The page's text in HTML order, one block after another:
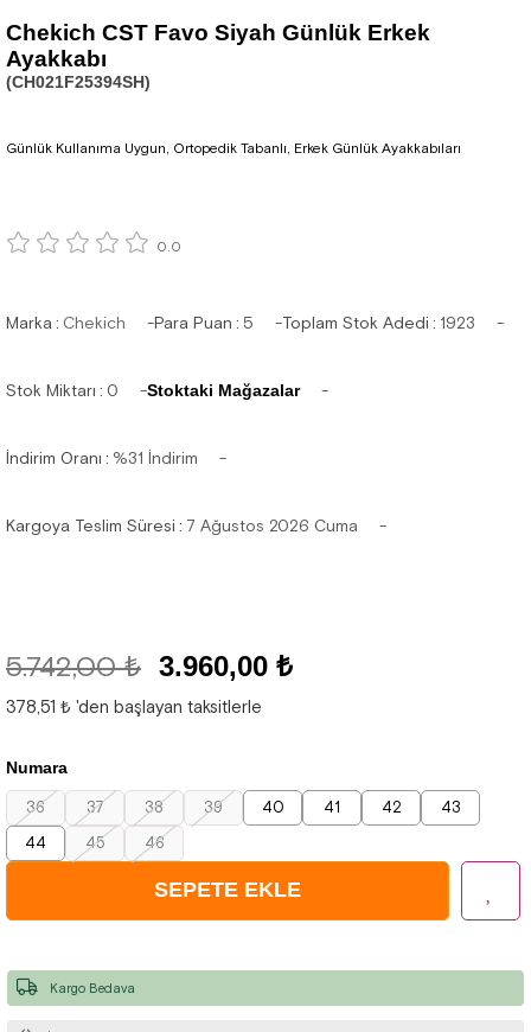
Chekich CST Favo Siyah Günlük Erkek
Ayakkabı
(CH021F25394SH)
Günlük Kullanıma Uygun, Ortopedik Tabanlı, Erkek Günlük Ayakkabıları
0.0
Marka : Chekich Para Puan : 5 Toplam Stok Adedi : 1923
Stok Miktarı : 0 Stoktaki Mağazalar
İndirim Oranı : %31 İndirim
Kargoya Teslim Süresi : 7 Ağustos 2026 Cuma
5.742,00 ₺ 3.960,00 ₺
378,51 ₺ 'den başlayan taksitlerle
Numara
36 37 38 39 40 41 42
43
44
45 46
Kargo Bedava